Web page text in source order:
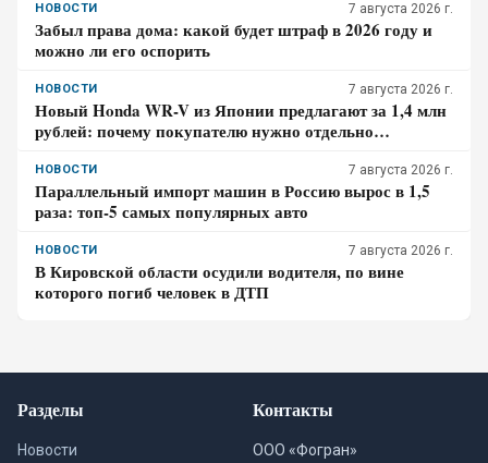
НОВОСТИ 7 августа 2026 г.
Забыл права дома: какой будет штраф в 2026 году и
можно ли его оспорить
НОВОСТИ 7 августа 2026 г.
Новый Honda WR-V из Японии предлагают за 1,4 млн
рублей: почему покупателю нужно отдельно
НОВОСТИ 7 августа 2026 г.
Параллельный импорт машин в Россию вырос в 1,5
раза: топ-5 самых популярных авто
НОВОСТИ 7 августа 2026 г.
В Кировской области осудили водителя, по вине
которого погиб человек в ДТП
Разделы
Новости
Контакты
ООО «Фогран»